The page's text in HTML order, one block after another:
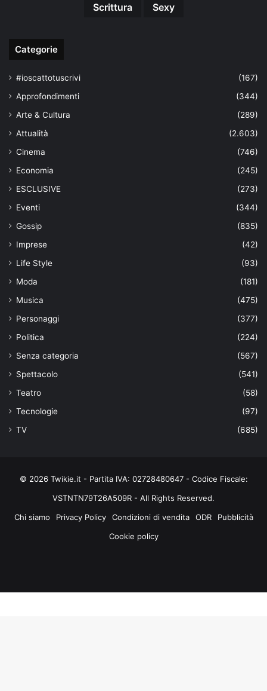
Scrittura
Sexy
Categorie
#ioscattotuscrivi
(167)
Approfondimenti
(344)
Arte & Cultura
(289)
Attualità
(2.603)
Cinema
(746)
Economia
(245)
ESCLUSIVE
(273)
Eventi
(344)
Gossip
(835)
Imprese
(42)
Life Style
(93)
Moda
(181)
Musica
(475)
Personaggi
(377)
Politica
(224)
Senza categoria
(567)
Spettacolo
(541)
Teatro
(58)
Tecnologie
(97)
TV
(685)
© 2026 Twikie.it - Partita IVA: 02728480647 - Codice Fiscale:
VSTNTN79T26A509R - All Rights Reserved.
Chi siamo
Privacy Policy Condizioni di vendita ODR
Pubblicità
Cookie policy
Tube